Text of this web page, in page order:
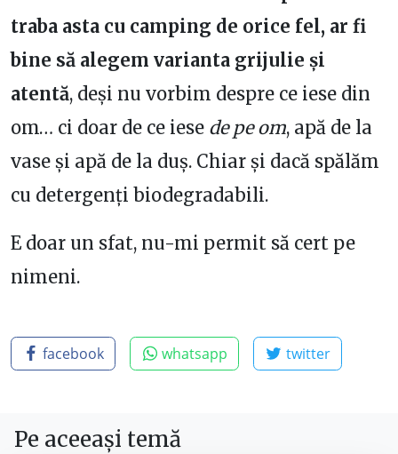
traba asta cu camping de orice fel, ar fi
bine să alegem varianta grijulie și
atentă, deși nu vorbim despre ce iese din
om… ci doar de ce iese de pe om, apă de la
vase și apă de la duș. Chiar și dacă spălăm
cu detergenți biodegradabili.
E doar un sfat, nu-mi permit să cert pe
nimeni.
facebook whatsapp twitter
Pe aceeași temă